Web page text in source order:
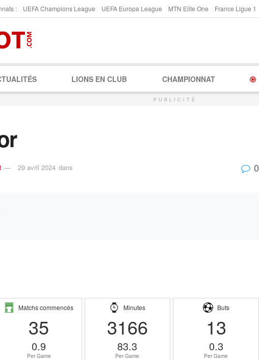
: UEFA Champions League UEFA Europa League MTN Elite One France Ligue 1
LIONS EN CLUB CHAMPIONNAT
PUBLICITÉ
29 avril 2024 dans 0
Matchs commencés
35
0.9
Per Game
Minutes
3166
83.3
Per Game
Buts
13
0.3
Per Game